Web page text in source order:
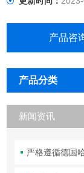
产品咨
产品分类
新闻资讯